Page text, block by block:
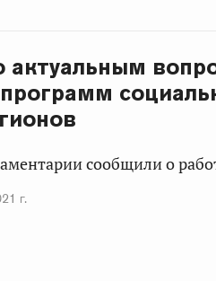
актуальным
сообщили о
г.